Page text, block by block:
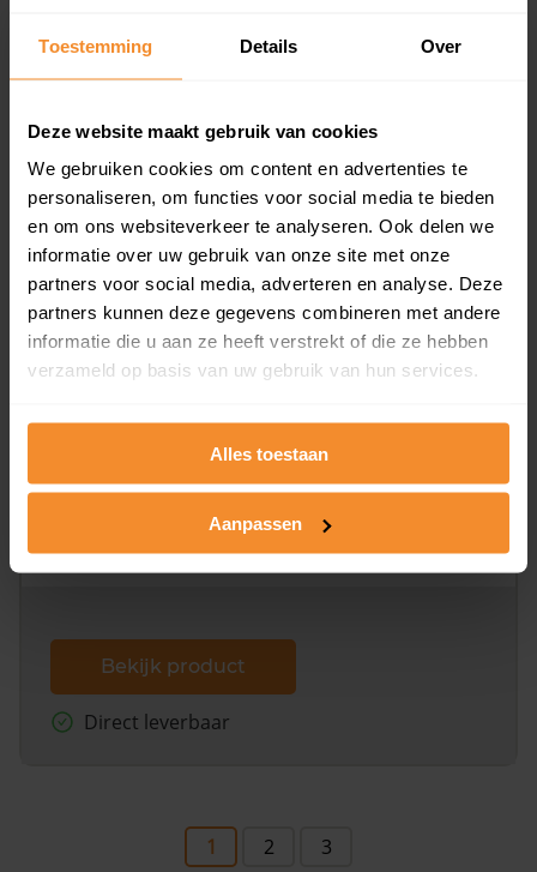
Toestemming Details Over
Deze website maakt gebruik van cookies
We gebruiken cookies om content en advertenties te
personaliseren, om functies voor social media te bieden
en om ons websiteverkeer te analyseren. Ook delen we
informatie over uw gebruik van onze site met onze
partners voor social media, adverteren en analyse. Deze
partners kunnen deze gegevens combineren met andere
informatie die u aan ze heeft verstrekt of die ze hebben
verzameld op basis van uw gebruik van hun services.
Alles toestaan
Aanpassen
en koopdatum) binnen een postcodegebied. Dit
koopsommen.
Bekijk product
Direct leverbaar
Kadastrale kaart pakket
Alleen globale ligging perceel
omliggende percelen met de kadastrale erfgrenzen,
Bekijk product
Direct leverbaar
1 2 3